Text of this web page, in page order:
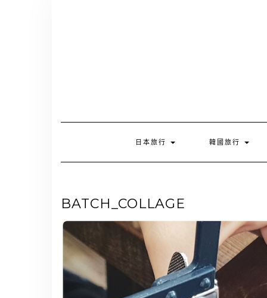
日本旅行 韓國旅行
BATCH_COLLAGE